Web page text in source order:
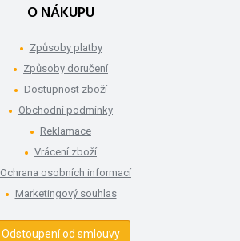
O NÁKUPU
Způsoby platby
Způsoby doručení
Dostupnost zboží
Obchodní podmínky
Reklamace
Vrácení zboží
Ochrana osobních informací
Marketingový souhlas
Odstoupení od smlouvy